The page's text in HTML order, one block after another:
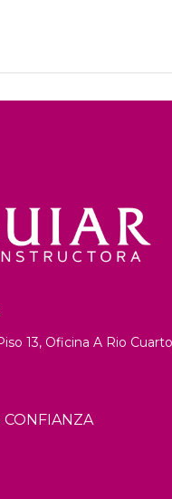
13, Oficina A Rio
CONFIANZA